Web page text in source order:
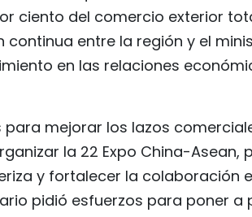
ciento del comercio exterior
entre la región y el
en las relaciones
mejorar los lazos
la 22 Expo China-Asean,
y fortalecer la colaboración
pidió esfuerzos para poner a